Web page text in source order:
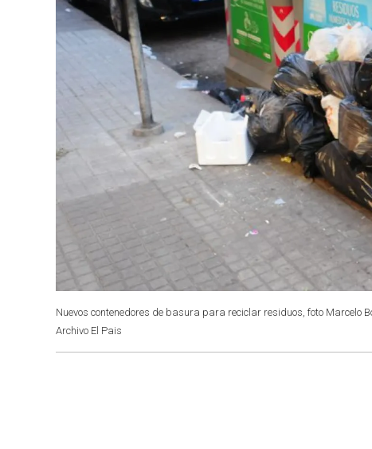
Nuevos contenedores de basura para reciclar residuos, foto Marcelo
Archivo El Pais